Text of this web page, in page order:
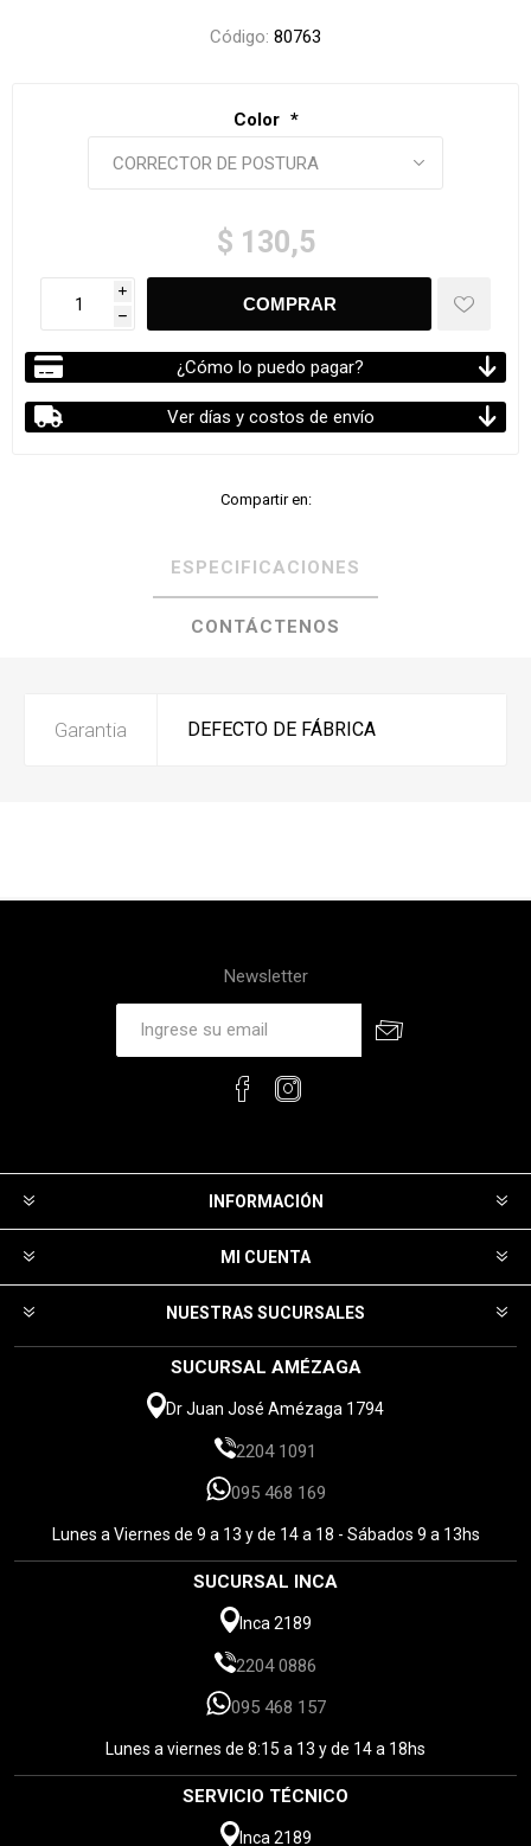
Código: 80763
Color *
$ 130,5
i
h
¿Cómo lo puedo pagar?
Ver días y costos de envío
Compartir en:
ESPECIFICACIONES
CONTÁCTENOS
Garantia DEFECTO DE FÁBRICA
Newsletter
INFORMACIÓN
MI CUENTA
NUESTRAS SUCURSALES
SUCURSAL AMÉZAGA
Dr Juan José Amézaga 1794
2204 1091
095 468 169
Lunes a Viernes de 9 a 13 y de 14 a 18 - Sábados 9 a 13hs
SUCURSAL INCA
Inca 2189
2204 0886
095 468 157
Lunes a viernes de 8:15 a 13 y de 14 a 18hs
SERVICIO TÉCNICO
Inca 2189